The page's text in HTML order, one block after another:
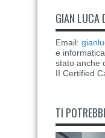
GIAN LUCA
Email:
e
stato anche
II Certified
TI